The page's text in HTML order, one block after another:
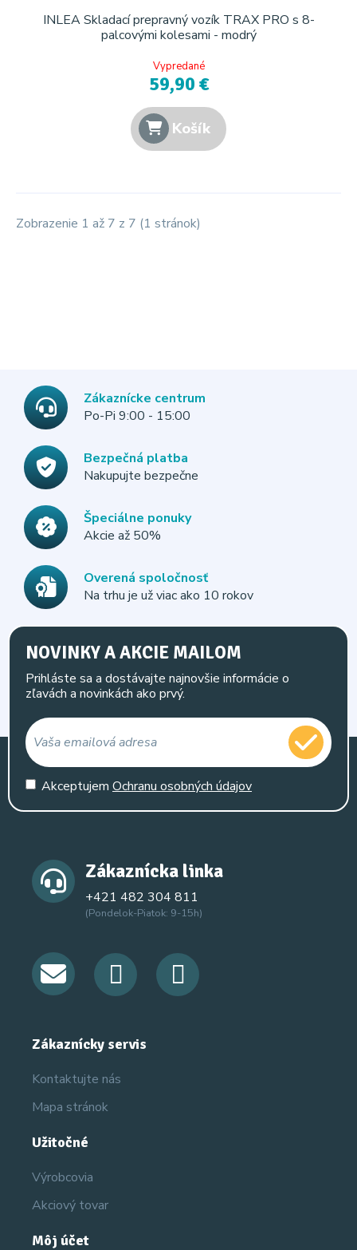
INLEA Skladací prepravný vozík TRAX PRO s 8-
palcovými kolesami - modrý
Vypredané
59,90 €
Košík
Zobrazenie 1 až 7 z 7 (1 stránok)
Zákaznícke centrum
Po-Pi 9:00 - 15:00
Bezpečná platba
Nakupujte bezpečne
Špeciálne ponuky
Akcie až 50%
Overená spoločnosť
Na trhu je už viac ako 10 rokov
NOVINKY A AKCIE MAILOM
Prihláste sa a dostávajte najnovšie informácie o
zľavách a novinkách ako prvý.
Akceptujem Ochranu osobných údajov
Zákaznícka linka
+421 482 304 811
(Pondelok-Piatok: 9-15h)
Zákaznícky servis
Kontaktujte nás
Mapa stránok
Užitočné
Výrobcovia
Akciový tovar
Môj účet